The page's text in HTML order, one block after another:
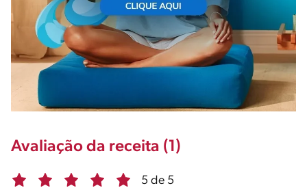
Avaliação da receita (1)
5 de 5